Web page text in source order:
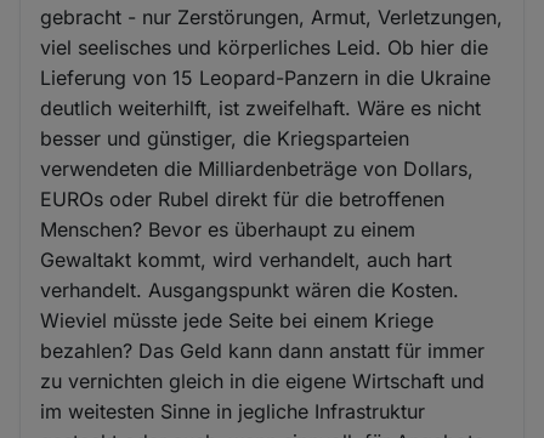
gebracht - nur Zerstörungen, Armut, Verletzungen,
viel seelisches und körperliches Leid. Ob hier die
Lieferung von 15 Leopard-Panzern in die Ukraine
deutlich weiterhilft, ist zweifelhaft. Wäre es nicht
besser und günstiger, die Kriegsparteien
verwendeten die Milliardenbeträge von Dollars,
EUROs oder Rubel direkt für die betroffenen
Menschen? Bevor es überhaupt zu einem
Gewaltakt kommt, wird verhandelt, auch hart
verhandelt. Ausgangspunkt wären die Kosten.
Wieviel müsste jede Seite bei einem Kriege
bezahlen? Das Geld kann dann anstatt für immer
zu vernichten gleich in die eigene Wirtschaft und
im weitesten Sinne in jegliche Infrastruktur